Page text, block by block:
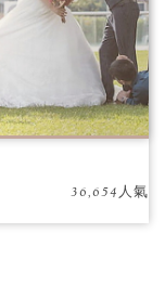
36,654人氣